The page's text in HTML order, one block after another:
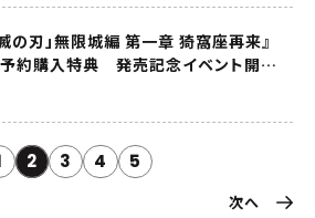
の刃」無限城編 第一章 猗窩座再来』
約購入特典 発売記念イベント開演
2 3 4 5
次へ